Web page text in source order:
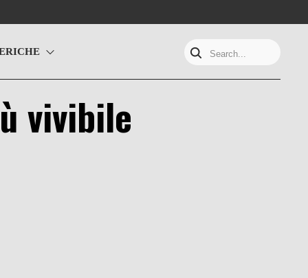
Search...
vivibile